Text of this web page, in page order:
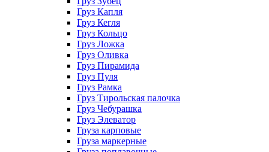
Груз Капля
Груз Кегля
Груз Кольцо
Груз Ложка
Груз Оливка
Груз Пирамида
Груз Пуля
Груз Рамка
Груз Тирольская палочка
Груз Чебурашка
Груз Элеватор
Груза карповые
Груза маркерные